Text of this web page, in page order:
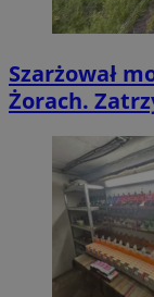
Szarżował
Żorach.